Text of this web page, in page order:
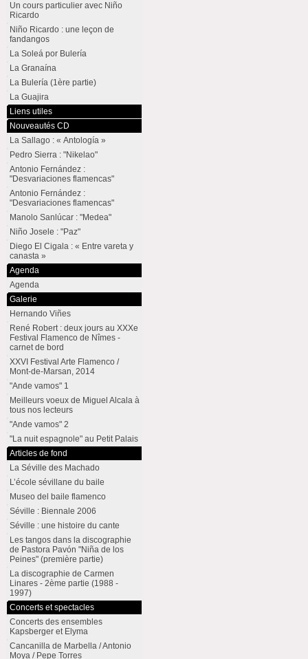
Un cours particulier avec Niño
Ricardo
Niño Ricardo : une leçon de
fandangos
La Soleá por Bulería
La Granaína
La Bulería (1ère partie)
La Guajira
Liens utiles
Nouveautés CD
La Sallago : « Antología »
Pedro Sierra : "Nikelao"
Antonio Fernández :
"Desvariaciones flamencas"
Antonio Fernández :
"Desvariaciones flamencas"
Manolo Sanlúcar : "Medea"
Niño Josele : "Paz"
Diego El Cigala : « Entre vareta y
canasta »
Agenda
Agenda
Galerie
Hernando Viñes
René Robert : deux jours au XXXe
Festival Flamenco de Nîmes -
carnet de bord
XXVI Festival Arte Flamenco /
Mont-de-Marsan, 2014
"Ande vamos" 1
Meilleurs voeux de Miguel Alcala à
tous nos lecteurs
"Ande vamos" 2
"La nuit espagnole" au Petit Palais
Articles de fond
La Séville des Machado
L’école sévillane du baile
Museo del baile flamenco
Séville : Biennale 2006
Séville : une histoire du cante
Les tangos dans la discographie
de Pastora Pavón "Niña de los
Peines" (première partie)
La discographie de Carmen
Linares - 2ème partie (1988 -
1997)
Concerts et spectacles
Concerts des ensembles
Kapsberger et Elyma
Cancanilla de Marbella / Antonio
Moya / Pepe Torres